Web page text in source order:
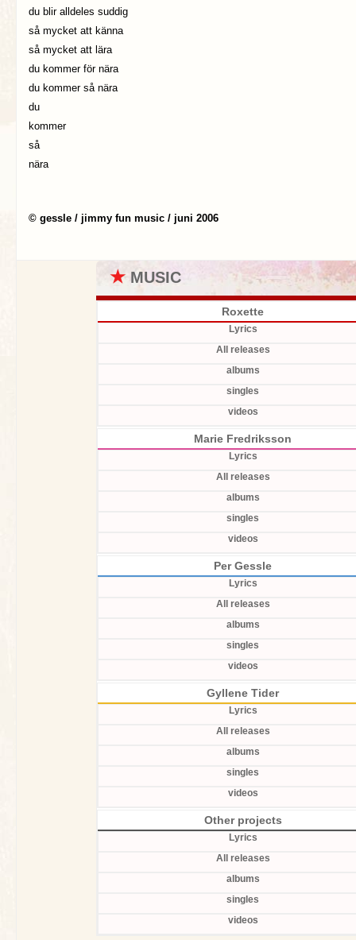
du blir alldeles suddig
så mycket att känna
så mycket att lära
du kommer för nära
du kommer så nära
du
kommer
så
nära
© gessle / jimmy fun music / juni 2006
★ MUSIC
Roxette
Lyrics
All releases
albums
singles
videos
Marie Fredriksson
Lyrics
All releases
albums
singles
videos
Per Gessle
Lyrics
All releases
albums
singles
videos
Gyllene Tider
Lyrics
All releases
albums
singles
videos
Other projects
Lyrics
All releases
albums
singles
videos